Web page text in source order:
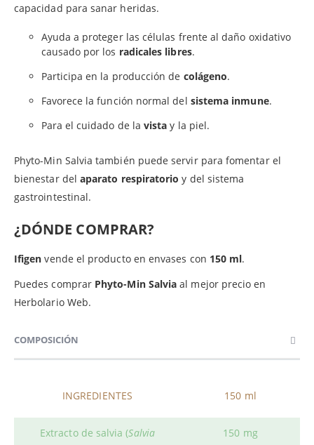
capacidad para sanar heridas.
Ayuda a proteger las células frente al daño oxidativo
causado por los radicales libres.
Participa en la producción de colágeno.
Favorece la función normal del sistema inmune.
Para el cuidado de lavista y la piel.
Phyto-Min Salvia también puede servir para fomentar el
bienestar del aparato respiratorio y del sistema
gastrointestinal.
¿DÓNDE COMPRAR?
Ifigen vende el producto en envases con 150 ml.
Puedes comprar Phyto-Min Salvia al mejor precio en
Herbolario Web.
COMPOSICIÓN
INGREDIENTES 150 ml
Extracto de salvia (Salvia
150 mg